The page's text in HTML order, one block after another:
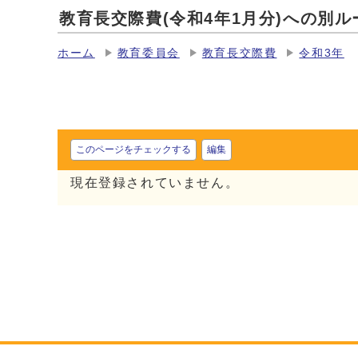
教育長交際費(令和4年1月分)への別ル
ホーム 教育委員会 教育長交際費 令和3年
このページをチェックする 編集
現在登録されていません。